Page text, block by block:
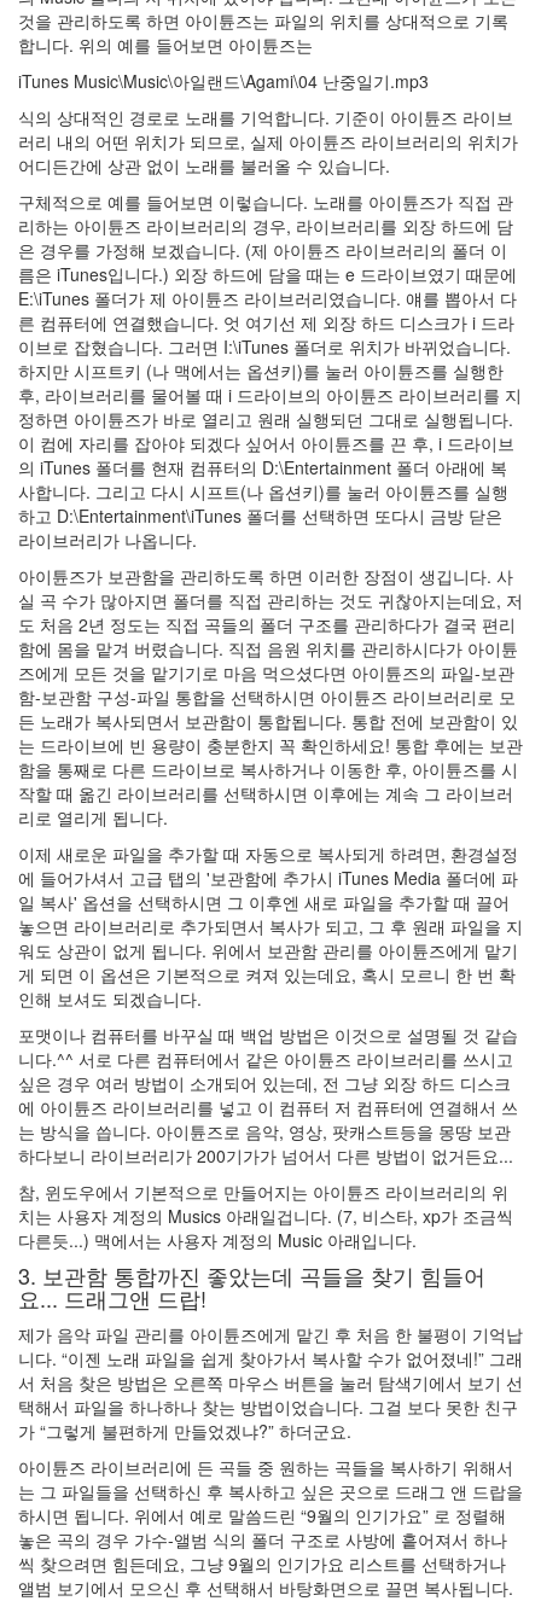
것을 관리하도록 하면 아이튠즈는 파일의 위치를 상대적으로 기록
합니다. 위의 예를 들어보면 아이튠즈는
iTunes Music\Music\아일랜드\Agami\04 난중일기.mp3
식의 상대적인 경로로 노래를 기억합니다. 기준이 아이튠즈 라이브
러리 내의 어떤 위치가 되므로, 실제 아이튠즈 라이브러리의 위치가
어디든간에 상관 없이 노래를 불러올 수 있습니다.
구체적으로 예를 들어보면 이렇습니다. 노래를 아이튠즈가 직접 관
리하는 아이튠즈 라이브러리의 경우, 라이브러리를 외장 하드에 담
은 경우를 가정해 보겠습니다. (제 아이튠즈 라이브러리의 폴더 이
름은 iTunes입니다.) 외장 하드에 담을 때는 e 드라이브였기 때문에
E:\iTunes 폴더가 제 아이튠즈 라이브러리였습니다. 얘를 뽑아서 다
른 컴퓨터에 연결했습니다. 엇 여기선 제 외장 하드 디스크가 i 드라
이브로 잡혔습니다. 그러면 I:\iTunes 폴더로 위치가 바뀌었습니다.
하지만 시프트키 (나 맥에서는 옵션키)를 눌러 아이튠즈를 실행한
후, 라이브러리를 물어볼 때 i 드라이브의 아이튠즈 라이브러리를 지
정하면 아이튠즈가 바로 열리고 원래 실행되던 그대로 실행됩니다.
이 컴에 자리를 잡아야 되겠다 싶어서 아이튠즈를 끈 후, i 드라이브
의 iTunes 폴더를 현재 컴퓨터의 D:\Entertainment 폴더 아래에 복
사합니다. 그리고 다시 시프트(나 옵션키)를 눌러 아이튠즈를 실행
하고 D:\Entertainment\iTunes 폴더를 선택하면 또다시 금방 닫은
라이브러리가 나옵니다.
아이튠즈가 보관함을 관리하도록 하면 이러한 장점이 생깁니다. 사
실 곡 수가 많아지면 폴더를 직접 관리하는 것도 귀찮아지는데요, 저
도 처음 2년 정도는 직접 곡들의 폴더 구조를 관리하다가 결국 편리
함에 몸을 맡겨 버렸습니다. 직접 음원 위치를 관리하시다가 아이튠
즈에게 모든 것을 맡기기로 마음 먹으셨다면 아이튠즈의 파일-보관
함-보관함 구성-파일 통합을 선택하시면 아이튠즈 라이브러리로 모
든 노래가 복사되면서 보관함이 통합됩니다. 통합 전에 보관함이 있
는 드라이브에 빈 용량이 충분한지 꼭 확인하세요! 통합 후에는 보관
함을 통째로 다른 드라이브로 복사하거나 이동한 후, 아이튠즈를 시
작할 때 옮긴 라이브러리를 선택하시면 이후에는 계속 그 라이브러
리로 열리게 됩니다.
이제 새로운 파일을 추가할 때 자동으로 복사되게 하려면, 환경설정
에 들어가셔서 고급 탭의 '보관함에 추가시 iTunes Media 폴더에 파
일 복사' 옵션을 선택하시면 그 이후엔 새로 파일을 추가할 때 끌어
놓으면 라이브러리로 추가되면서 복사가 되고, 그 후 원래 파일을 지
워도 상관이 없게 됩니다. 위에서 보관함 관리를 아이튠즈에게 맡기
게 되면 이 옵션은 기본적으로 켜져 있는데요, 혹시 모르니 한 번 확
인해 보셔도 되겠습니다.
포맷이나 컴퓨터를 바꾸실 때 백업 방법은 이것으로 설명될 것 같습
니다.^^ 서로 다른 컴퓨터에서 같은 아이튠즈 라이브러리를 쓰시고
싶은 경우 여러 방법이 소개되어 있는데, 전 그냥 외장 하드 디스크
에 아이튠즈 라이브러리를 넣고 이 컴퓨터 저 컴퓨터에 연결해서 쓰
는 방식을 씁니다. 아이튠즈로 음악, 영상, 팟캐스트등을 몽땅 보관
하다보니 라이브러리가 200기가가 넘어서 다른 방법이 없거든요...
참, 윈도우에서 기본적으로 만들어지는 아이튠즈 라이브러리의 위
치는 사용자 계정의 Musics 아래일겁니다. (7, 비스타, xp가 조금씩
다른듯...) 맥에서는 사용자 계정의 Music 아래입니다.
3. 보관함 통합까진 좋았는데 곡들을 찾기 힘들어
요... 드래그앤 드랍!
제가 음악 파일 관리를 아이튠즈에게 맡긴 후 처음 한 불평이 기억납
니다. “이젠 노래 파일을 쉽게 찾아가서 복사할 수가 없어졌네!” 그래
서 처음 찾은 방법은 오른쪽 마우스 버튼을 눌러 탐색기에서 보기 선
택해서 파일을 하나하나 찾는 방법이었습니다. 그걸 보다 못한 친구
가 “그렇게 불편하게 만들었겠냐?” 하더군요.
아이튠즈 라이브러리에 든 곡들 중 원하는 곡들을 복사하기 위해서
는 그 파일들을 선택하신 후 복사하고 싶은 곳으로 드래그 앤 드랍을
하시면 됩니다. 위에서 예로 말씀드린 “9월의 인기가요” 로 정렬해
놓은 곡의 경우 가수-앨범 식의 폴더 구조로 사방에 흩어져서 하나
씩 찾으려면 힘든데요, 그냥 9월의 인기가요 리스트를 선택하거나
앨범 보기에서 모으신 후 선택해서 바탕화면으로 끌면 복사됩니다.
의
지
맥
북
에
어
용
기
(2010
년
1...
(8)
뇌,
진
화,
미
디
어
(4)
기
계
의
책
추
천
(1)
한
달
(4)
채
우
기
무
불
편
하
다
고
생
각
하
시...
(너
무
불
하
다
고
생
시...
분
야
사
이
의
강
최
적
화
전